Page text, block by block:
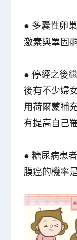
● 多囊性卵
激素與睪固
●停經之後
後有不少婦
用荷爾蒙補
有提高自己
●糖尿病患者
膜癌的機率